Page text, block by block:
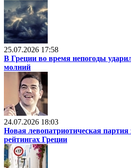
25.07.2026 17:58
В Греции во время непогоды
молний
24.07.2026 18:03
Новая левопатриотическая партия
рейтингах Греции